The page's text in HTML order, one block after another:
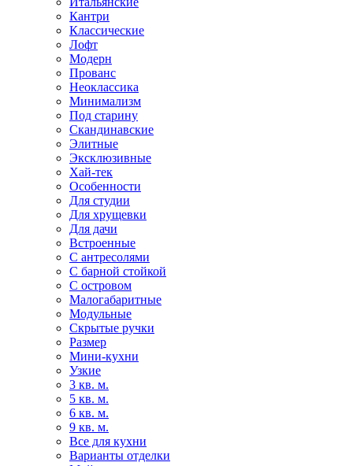
Кантри
Классические
Лофт
Модерн
Прованс
Неоклассика
Минимализм
Под старину
Скандинавские
Элитные
Эксклюзивные
Хай-тек
Особенности
Для студии
Для хрущевки
Для дачи
Встроенные
С антресолями
С барной стойкой
С островом
Малогабаритные
Модульные
Скрытые ручки
Размер
Мини-кухни
Узкие
3 кв. м.
5 кв. м.
6 кв. м.
9 кв. м.
Все для кухни
Варианты отделки